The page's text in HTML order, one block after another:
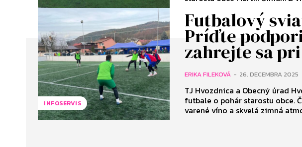
INFOSERVIS
Futbalový
Príďte
zahrejte sa
ERIKA FILEKOVÁ - 26. DECEMBRA 2025
TJ Hvozdnica a Obecný úrad
futbale o pohár starostu obce.
varené víno a skvelá zimná